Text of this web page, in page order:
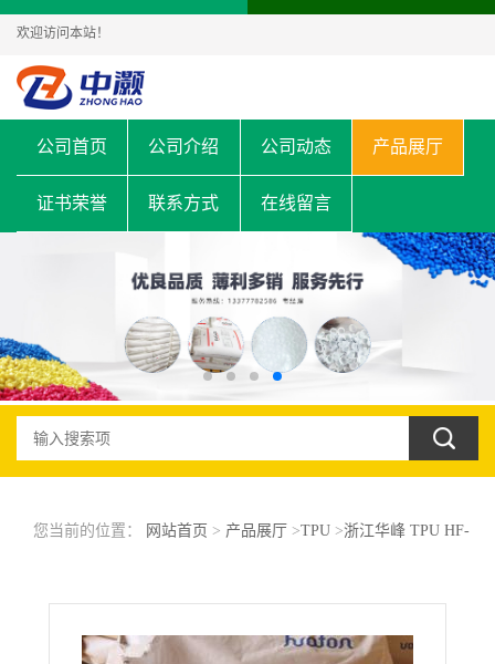
欢迎访问本站！
公司首页 公司介绍 公司动态 产品展厅
证书荣誉 联系方式 在线留言
您当前的位置： 网站首页 > 产品展厅>TPU>浙江华峰 TPU HF-